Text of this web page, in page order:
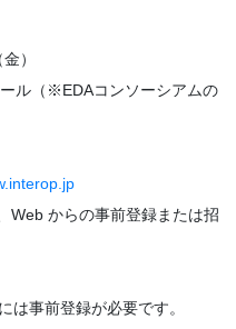
）
ル（※EDAコンソーシアムの
Web からの事前登録または招
は事前登録が必要です。